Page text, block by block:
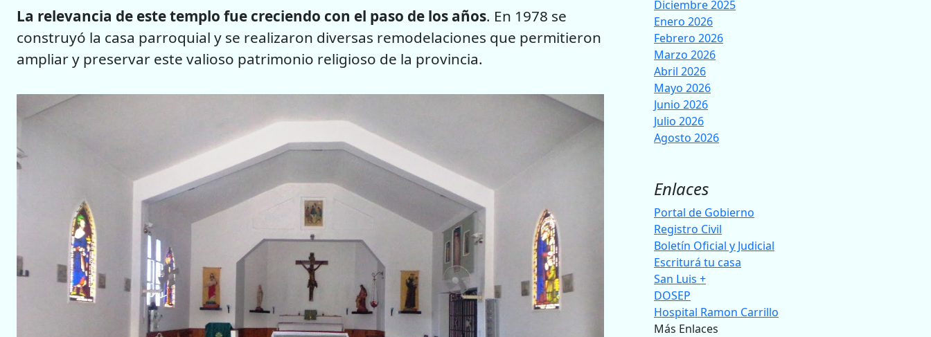
La relevancia de este templo fue creciendo con el paso de los años. En 1978 se
construyó la casa parroquial y se realizaron diversas remodelaciones que permitieron
ampliar y preservar este valioso patrimonio religioso de la provincia.
Diciembre 2025
Enero 2026
Febrero 2026
Marzo 2026
Abril 2026
Mayo 2026
Junio 2026
Julio 2026
Agosto 2026
Enlaces
Portal de Gobierno
Registro Civil
Boletín Oficial y Judicial
Escriturá tu casa
San Luis +
DOSEP
Hospital Ramon Carrillo
Más Enlaces